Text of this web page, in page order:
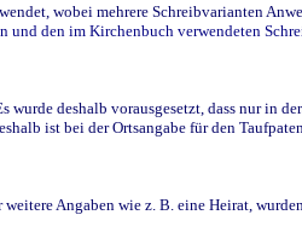
wobei mehrere Schreibvarianten
und den im Kirchenbuch verwendeten
deshalb vorausgesetzt, dass nur
ist bei der Ortsangabe für den
Angaben wie z. B. eine Heirat,